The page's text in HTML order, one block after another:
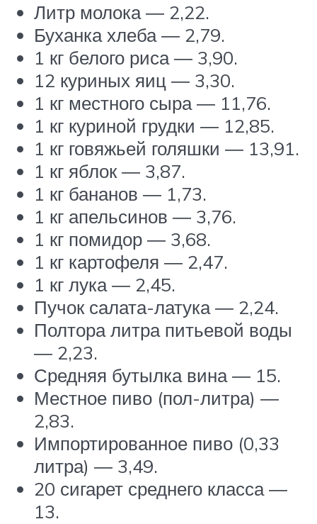
Литр молока ― 2,22.
Буханка хлеба ― 2,79.
1 кг белого риса ― 3,90.
12 куриных яиц ― 3,30.
1 кг местного сыра ― 11,76.
1 кг куриной грудки ― 12,85.
1 кг говяжьей голяшки ― 13,91.
1 кг яблок ― 3,87.
1 кг бананов ― 1,73.
1 кг апельсинов ― 3,76.
1 кг помидор ― 3,68.
1 кг картофеля ― 2,47.
1 кг лука ― 2,45.
Пучок салата-латука ― 2,24.
Полтора литра питьевой воды
― 2,23.
Средняя бутылка вина ― 15.
Местное пиво (пол-литра) ―
2,83.
Импортированное пиво (0,33
литра) ― 3,49.
20 сигарет среднего класса ―
13.